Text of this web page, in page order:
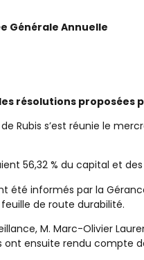
Générale Annuelle
résolutions proposées
Rubis s’est réunie le
56,32 % du capital et
été informés par la
de route durabilité.
M. Marc-Olivier
ont ensuite rendu compte